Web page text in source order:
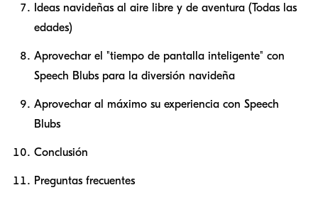
Ideas navideñas al aire libre y de aventura (Todas las
edades)
Aprovechar el "tiempo de pantalla inteligente" con
Speech Blubs para la diversión navideña
Aprovechar al máximo su experiencia con Speech
Blubs
Conclusión
Preguntas frecuentes